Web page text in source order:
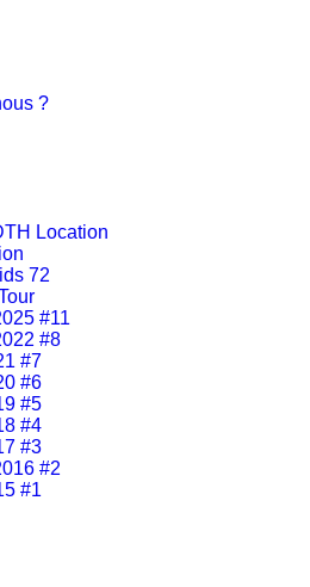
?
Location
72
#11
#8
#7
#6
#5
#4
#3
#2
#1